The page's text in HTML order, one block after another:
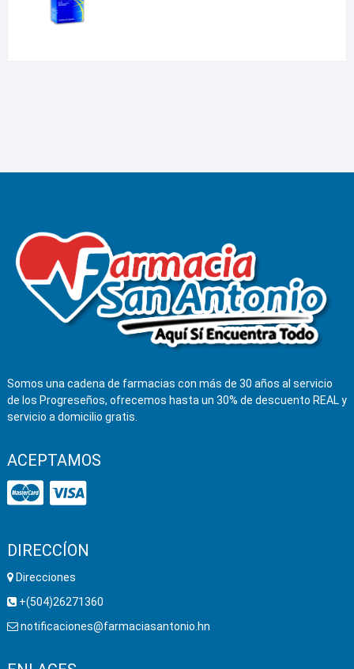
Somos una cadena de farmacias con más de 30 años al servicio
de los Progreseños, ofrecemos hasta un 30% de descuento REAL y
servicio a domicilio gratis.
ACEPTAMOS
DIRECCÍON
Direcciones
+(504)26271360
notificaciones@farmaciasantonio.hn